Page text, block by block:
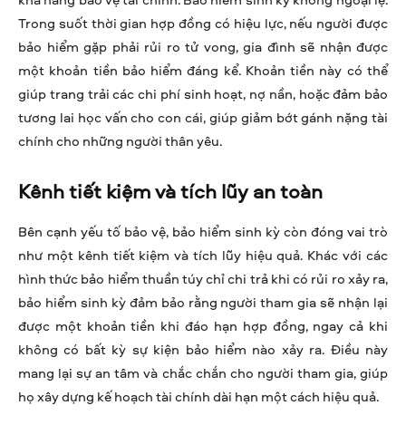
Trong suốt thời gian hợp đồng có hiệu lực, nếu người được
bảo hiểm gặp phải rủi ro tử vong, gia đình sẽ nhận được
một khoản tiền bảo hiểm đáng kể. Khoản tiền này có thể
giúp trang trải các chi phí sinh hoạt, nợ nần, hoặc đảm bảo
tương lai học vấn cho con cái, giúp giảm bớt gánh nặng tài
chính cho những người thân yêu.
Kênh tiết kiệm và tích lũy an toàn
Bên cạnh yếu tố bảo vệ, bảo hiểm sinh kỳ còn đóng vai trò
như một kênh tiết kiệm và tích lũy hiệu quả. Khác với các
hình thức bảo hiểm thuần túy chỉ chi trả khi có rủi ro xảy ra,
bảo hiểm sinh kỳ đảm bảo rằng người tham gia sẽ nhận lại
được một khoản tiền khi đáo hạn hợp đồng, ngay cả khi
không có bất kỳ sự kiện bảo hiểm nào xảy ra. Điều này
mang lại sự an tâm và chắc chắn cho người tham gia, giúp
họ xây dựng kế hoạch tài chính dài hạn một cách hiệu quả.